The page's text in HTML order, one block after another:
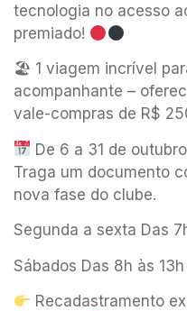
tecnologia no acesso
premiado!
🏖 1 viagem incrível
acompanhante –
vale-compras de R$
De 6 a 31 de
Traga um documento
nova fase do clube.
Segunda a sexta Das
Sábados Das 8h às 13h
Recadastramento